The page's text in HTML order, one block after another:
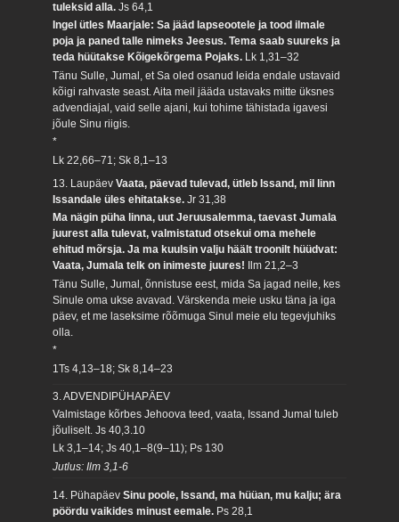
tuleksid alla.Js 64,1
Ingel ütles Maarjale: Sa jääd lapseootele ja tood ilmale
poja ja paned talle nimeks Jeesus. Tema saab suureks ja
teda hüütakse Kõigekõrgema Pojaks. Lk 1,31–32
Tänu Sulle, Jumal, et Sa oled osanud leida endale ustavaid
kõigi rahvaste seast. Aita meil jääda ustavaks mitte üksnes
advendiajal, vaid selle ajani, kui tohime tähistada igavesi
jõule Sinu riigis.
*
Lk 22,66–71; Sk 8,1–13
13. LaupäevVaata, päevad tulevad, ütleb Issand, mil linn
Issandale üles ehitatakse.Jr 31,38
Ma nägin püha linna, uut Jeruusalemma, taevast Jumala
juurest alla tulevat, valmistatud otsekui oma mehele
ehitud mõrsja. Ja ma kuulsin valju häält troonilt hüüdvat:
Vaata, Jumala telk on inimeste juures!
Ilm 21,2–3
Tänu Sulle, Jumal, õnnistuse eest, mida Sa jagad neile, kes
Sinule oma ukse avavad. Värskenda meie usku täna ja iga
päev, et me laseksime rõõmuga Sinul meie elu tegevjuhiks
olla.
*
1Ts 4,13–18; Sk 8,14–23
3. ADVENDIPÜHAPÄEV
Valmistage kõrbes Jehoova teed, vaata, Issand Jumal tuleb
jõuliselt.Js 40,3.10
Lk 3,1–14; Js 40,1–8(9–11); Ps 130
Jutlus: Ilm 3,1-6
14. PühapäevSinu poole, Issand, ma hüüan, mu kalju; ära
pöördu vaikides minust eemale. Ps 28,1